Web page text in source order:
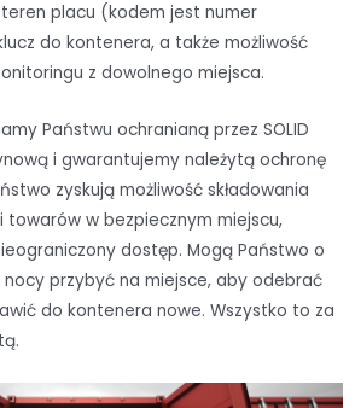
placu (kodem jest numer
do kontenera, a także możliwość
z dowolnego miejsca.
Państwu ochranianą przez SOLID
i gwarantujemy należytą ochronę
zyskują możliwość składowania
towarów w bezpiecznym miejscu,
dostęp. Mogą Państwo o
przybyć na miejsce, aby odebrać
do kontenera nowe. Wszystko to za